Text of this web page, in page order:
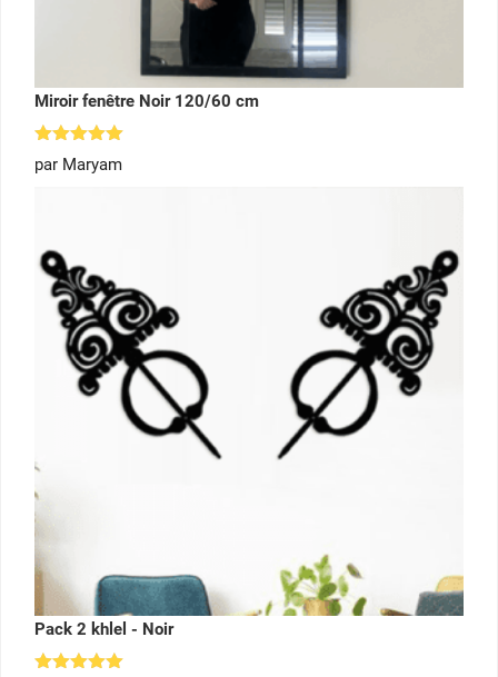
Miroir fenêtre Noir 120/60 cm
Note
sur 5
par Maryam
Pack 2 khlel - Noir